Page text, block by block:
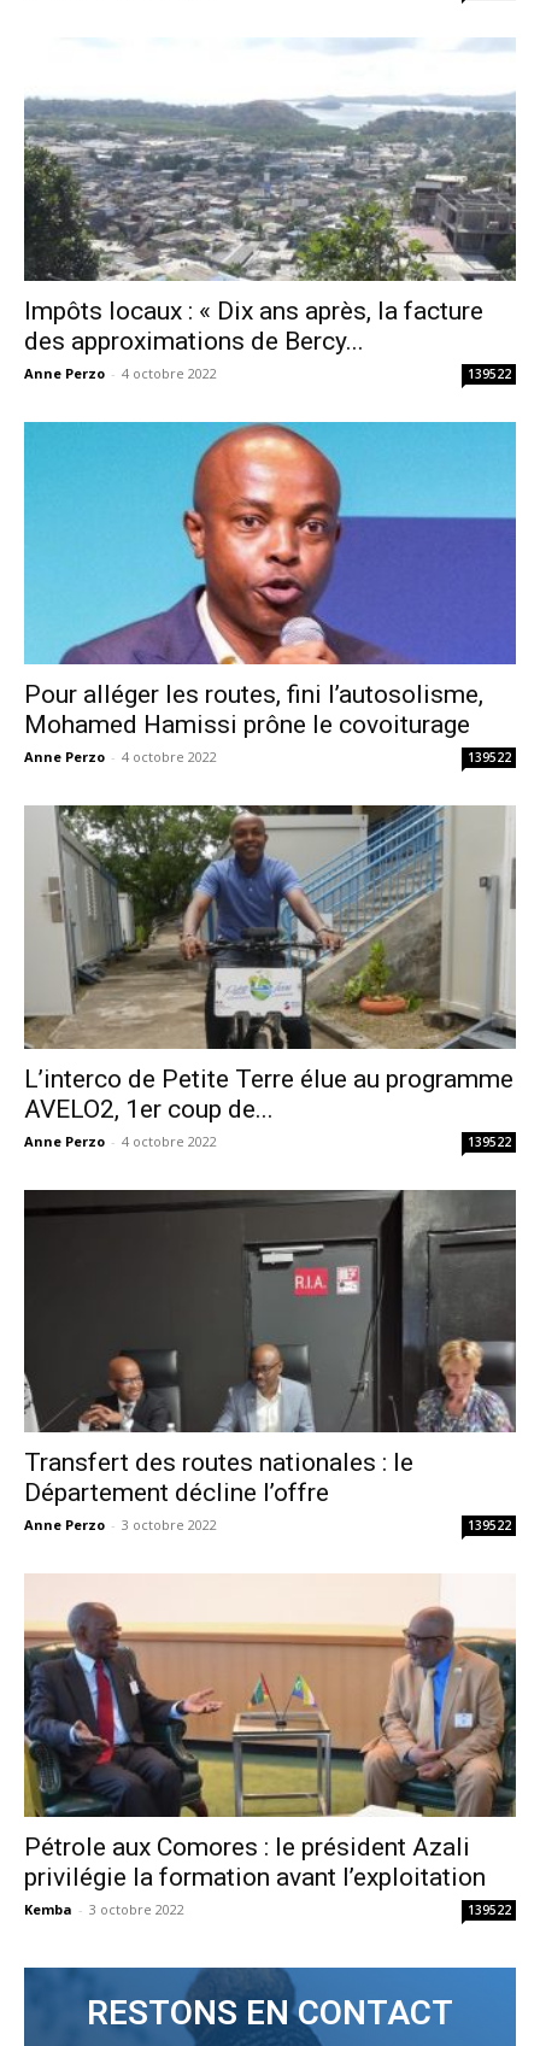
Impôts locaux : « Dix ans après, la facture
des approximations de Bercy...
Anne Perzo - 4 octobre 2022 139522
Pour alléger les routes, fini l’autosolisme,
Mohamed Hamissi prône le covoiturage
Anne Perzo - 4 octobre 2022 139522
L’interco de Petite Terre élue au programme
AVELO2, 1er coup de...
Anne Perzo - 4 octobre 2022 139522
Transfert des routes nationales : le
Département décline l’offre
Anne Perzo - 3 octobre 2022 139522
Pétrole aux Comores : le président Azali
privilégie la formation avant l’exploitation
Kemba - 3 octobre 2022 139522
RESTONS EN CONTACT